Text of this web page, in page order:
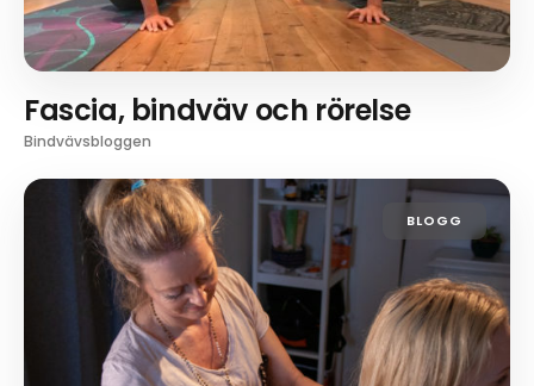
Fascia, bindväv och rörelse
Bindvävsbloggen
BLOGG